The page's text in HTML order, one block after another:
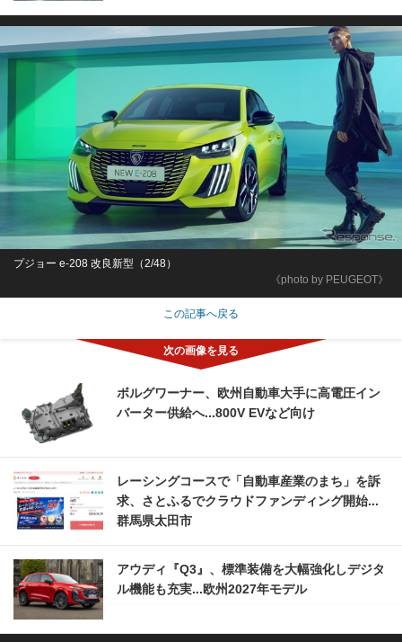
《photo by PEUGEOT》
プジョー e-208 改良新型（2/48）
この記事へ戻る
ボルグワーナー、欧州自動車大手に高電圧イン
バーター供給へ...800V EVなど向け
レーシングコースで「自動車産業のまち」を訴
求、さとふるでクラウドファンディング開始...
群馬県太田市
アウディ『Q3』、標準装備を大幅強化しデジタ
ル機能も充実...欧州2027年モデル